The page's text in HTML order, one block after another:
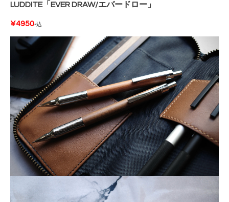
LUDDITE「EVER DRAW/エバードロー 」
¥4950-込